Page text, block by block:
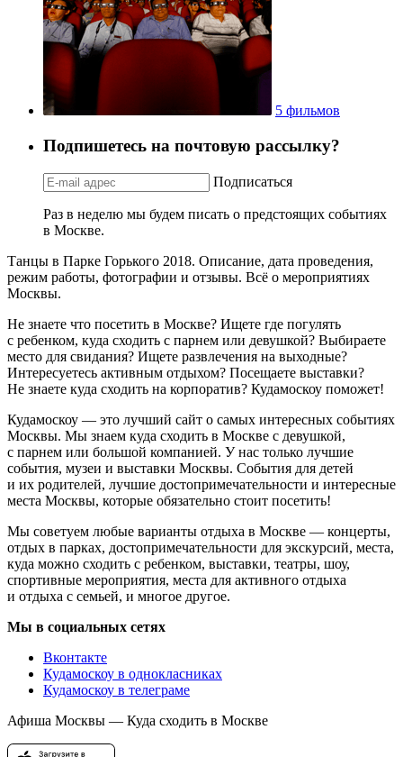
5 фильмов
Подпишетесь на почтовую рассылку?
Подписаться
Раз в неделю мы будем писать о предстоящих событиях
в Москве.
Танцы в Парке Горького 2018. Описание, дата проведения,
режим работы, фотографии и отзывы. Всё о мероприятиях
Москвы.
Не знаете что посетить в Москве? Ищете где погулять
с ребенком, куда сходить с парнем или девушкой? Выбираете
место для свидания? Ищете развлечения на выходные?
Интересуетесь активным отдыхом? Посещаете выставки?
Не знаете куда сходить на корпоратив? Кудамоскоу поможет!
Кудамоскоу — это лучший сайт о самых интересных событиях
Москвы. Мы знаем куда сходить в Москве с девушкой,
с парнем или большой компанией. У нас только лучшие
события, музеи и выставки Москвы. События для детей
и их родителей, лучшие достопримечательности и интересные
места Москвы, которые обязательно стоит посетить!
Мы советуем любые варианты отдыха в Москве — концерты,
отдых в парках, достопримечательности для экскурсий, места,
куда можно сходить с ребенком, выставки, театры, шоу,
спортивные мероприятия, места для активного отдыха
и отдыха с семьей, и многое другое.
Мы в социальных сетях
Вконтакте
Кудамоскоу в однокласниках
Кудамоскоу в телеграме
Афиша Москвы — Куда сходить в Москве